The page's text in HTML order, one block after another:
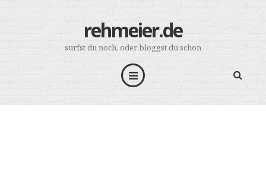
rehmeier.de
surfst du noch, oder bloggst du schon